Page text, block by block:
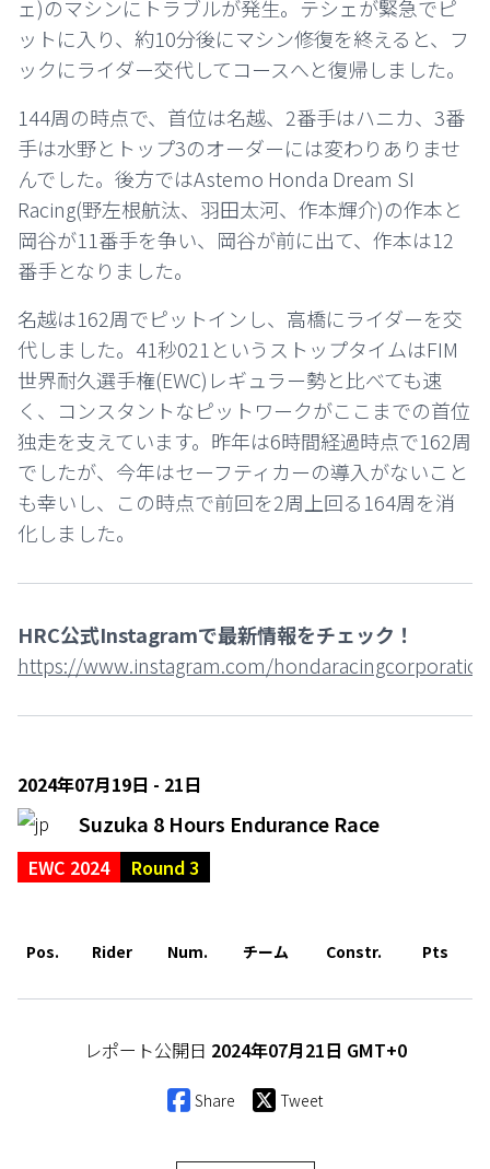
ェ)のマシンにトラブルが発生。テシェが緊急でピ
ットに入り、約10分後にマシン修復を終えると、フ
ックにライダー交代してコースへと復帰しました。
144周の時点で、首位は名越、2番手はハニカ、3番
手は水野とトップ3のオーダーには変わりありませ
んでした。後方ではAstemo Honda Dream SI
Racing(野左根航汰、羽田太河、作本輝介)の作本と
岡谷が11番手を争い、岡谷が前に出て、作本は12
番手となりました。
名越は162周でピットインし、高橋にライダーを交
代しました。41秒021というストップタイムはFIM
世界耐久選手権(EWC)レギュラー勢と比べても速
く、コンスタントなピットワークがここまでの首位
独走を支えています。昨年は6時間経過時点で162周
でしたが、今年はセーフティカーの導入がないこと
も幸いし、この時点で前回を2周上回る164周を消
化しました。
HRC公式Instagramで最新情報をチェック！
https://www.instagram.com/
2024年07月19日 - 21日
Suzuka 8 Hours Endurance Race
EWC 2024 Round 3
Pos. Rider Num. チーム Constr. Pts
レポート公開日 2024年07月21日 GMT+0
Share Tweet